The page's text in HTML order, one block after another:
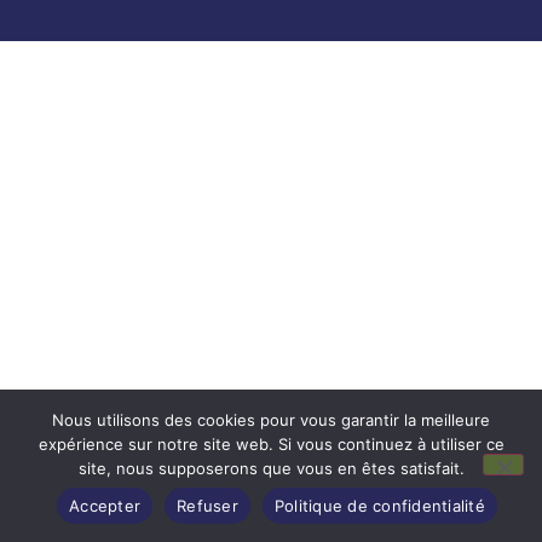
Nous utilisons des cookies pour vous garantir la meilleure
expérience sur notre site web. Si vous continuez à utiliser ce
site, nous supposerons que vous en êtes satisfait.
Accepter
Refuser Politique de confidentialité